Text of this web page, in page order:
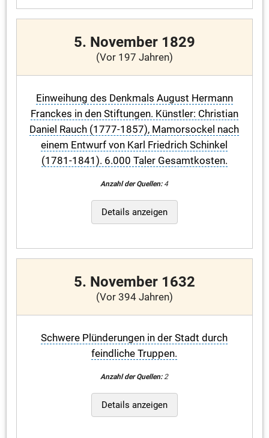
5. November 1829
(Vor 197 Jahren)
Einweihung des Denkmals August Hermann
Franckes in den Stiftungen. Künstler: Christian
Daniel Rauch (1777-1857), Mamorsockel nach
einem Entwurf von Karl Friedrich Schinkel
(1781-1841). 6.000 Taler Gesamtkosten.
Anzahl der Quellen:4
Details anzeigen
5. November 1632
(Vor 394 Jahren)
Schwere Plünderungen in der Stadt durch
feindliche Truppen.
Anzahl der Quellen:2
Details anzeigen